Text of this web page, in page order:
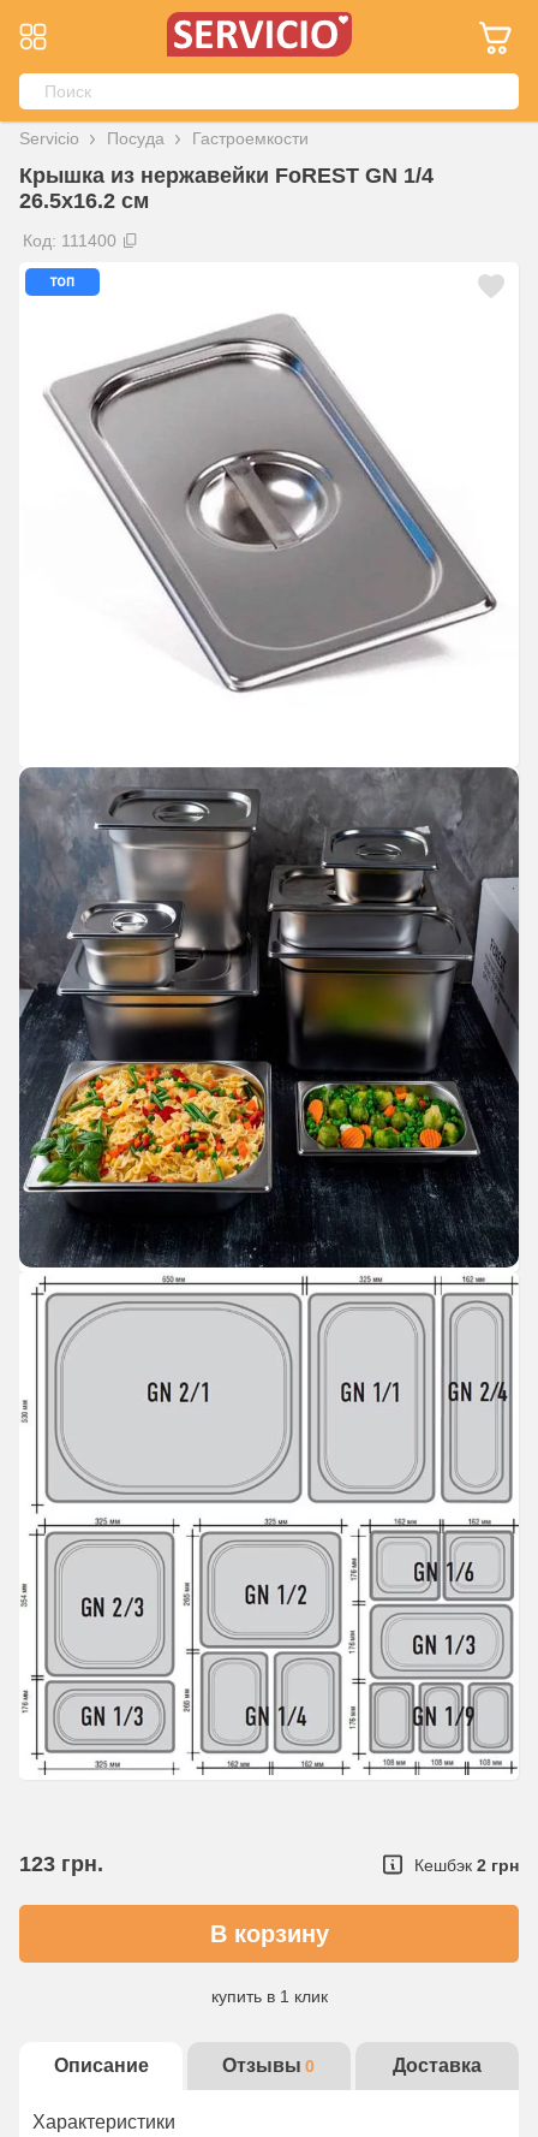
Servicio Посуда Гастроемкости
Крышка из нержавейки FoREST GN 1/4
26.5х16.2 см
Код: 111400
топ
123 грн. Кешбэк 2 грн
купить в 1 клик
Детальнее об услуге
Описание Отзывы 0 Доставка
Характеристики